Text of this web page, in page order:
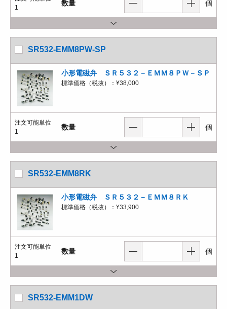
1
数量 個
SR532-EMM8PW-SP
小形電磁弁 ＳＲ５３２－ＥＭＭ８ＰＷ－ＳＰ
標準価格（税抜）： ¥38,000
注文可能単位
1
数量 個
SR532-EMM8RK
小形電磁弁 ＳＲ５３２－ＥＭＭ８ＲＫ
標準価格（税抜）： ¥33,900
注文可能単位
1
数量 個
SR532-EMM1DW